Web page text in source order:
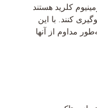
کلرید هستند
کنند. با این
مداوم از آنها